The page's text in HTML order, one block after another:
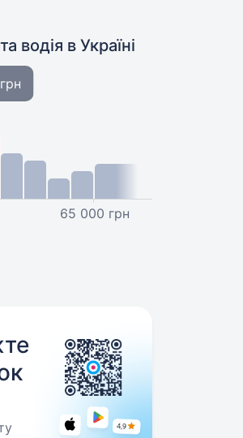
водія в Україні
65 000 грн